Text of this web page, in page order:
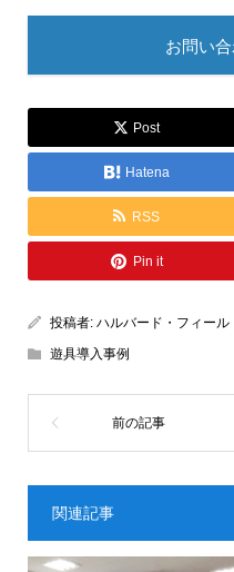
お問い
Post
Hatena
RSS
Pin it
投稿者: ハルバード・フィール
遊具導入事例
関連記事